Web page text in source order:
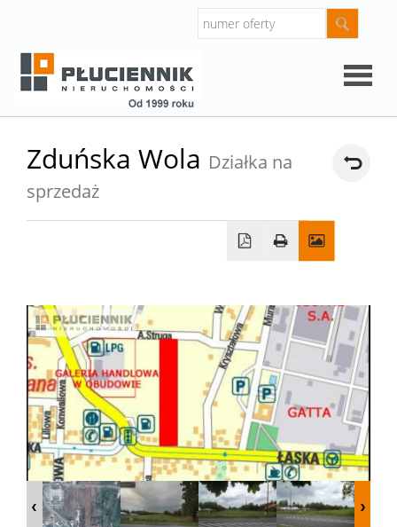
Domy
Dzialki
Lokale
Zduńska Wola Działka na
sprzedaż